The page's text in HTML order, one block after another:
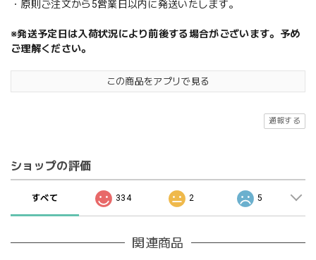
・原則ご注文から5営業日以内に発送いたします。
※発送予定日は入荷状況により前後する場合がございます。予め
ご理解ください。
この商品をアプリで見る
通報する
ショップの評価
すべて 334 2 5
関連商品